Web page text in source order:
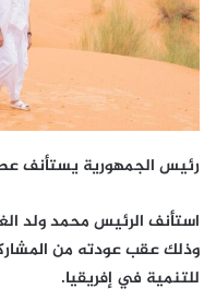
رئيس الجمهورية يستأنف
استأنف الرئيس محمد ولد
وذلك عقب عودته من
للتنمية في إفريقيا.